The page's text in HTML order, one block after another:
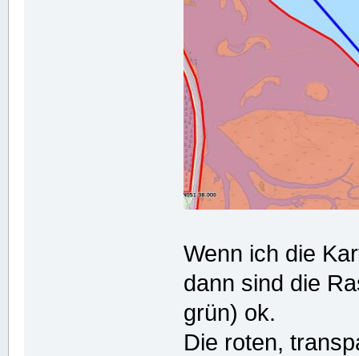
Wenn ich die
dann sind die
grün) ok.
Die roten,